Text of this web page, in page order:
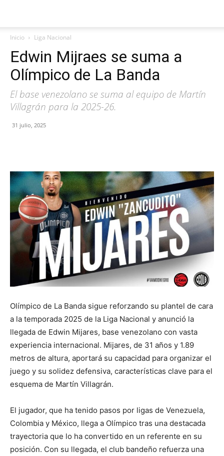
Inicio Liga Nacional
Edwin Mijraes se suma a
Olímpico de La Banda
El base venezolano se suma al equipo de Martín
Villagrán para la 2025-26.
31 julio, 2025
Olímpico de La Banda sigue reforzando su plantel de cara
a la temporada 2025 de la Liga Nacional y anunció la
llegada de Edwin Mijares, base venezolano con vasta
experiencia internacional. Mijares, de 31 años y 1.89
metros de altura, aportará su capacidad para organizar el
juego y su solidez defensiva, características clave para el
esquema de Martín Villagrán.
El jugador, que ha tenido pasos por ligas de Venezuela,
Colombia y México, llega a Olímpico tras una destacada
trayectoria que lo ha convertido en un referente en su
posición. Con su llegada, el club bandeño refuerza una